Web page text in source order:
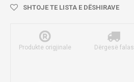
SHTOJE TE LISTA E DËSHIRAVE
Produkte origjinale Dërgesë falas